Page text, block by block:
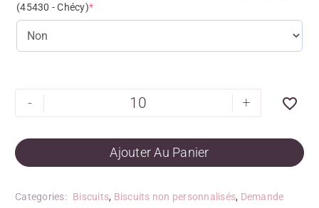
(45430 - Chécy)*
- +
Ajouter Au Panier
Categories: Biscuits, Biscuits non personnalisés, Demande